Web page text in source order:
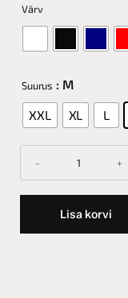
Värv
Suurus : M
XXL
XL L
Lisa korvi